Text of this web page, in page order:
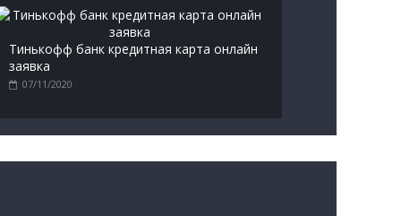
Тинькофф банк кредитная карта онлайн
заявка
07/11/2020